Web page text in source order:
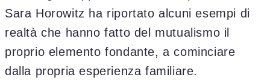
Sara Horowitz ha riportato alcuni esempi di
realtà che hanno fatto del mutualismo il
proprio elemento fondante, a cominciare
dalla propria esperienza familiare.